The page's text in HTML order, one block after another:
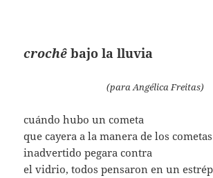
crochê bajo la lluvia
(para Angélica Freitas)
cuándo hubo un cometa
que cayera a la manera de los
inadvertido pegara contra
el vidrio, todos pensaron en un